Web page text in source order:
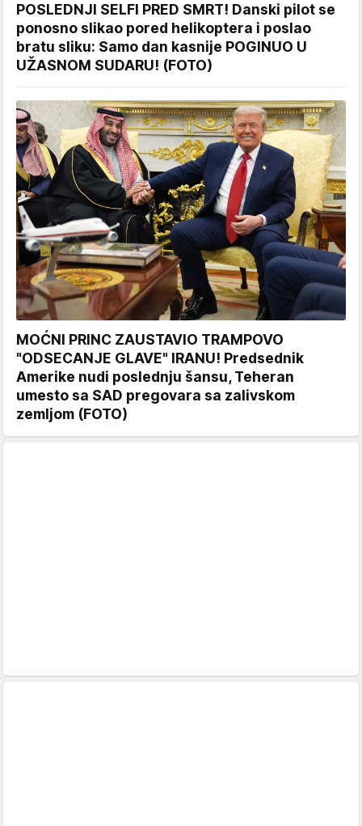
POSLEDNJI SELFI PRED SMRT! Danski pilot se
ponosno slikao pored helikoptera i poslao
bratu sliku: Samo dan kasnije POGINUO U
UŽASNOM SUDARU! (FOTO)
MOĆNI PRINC ZAUSTAVIO TRAMPOVO
"ODSECANJE GLAVE" IRANU! Predsednik
Amerike nudi poslednju šansu, Teheran
umesto sa SAD pregovara sa zalivskom
zemljom (FOTO)